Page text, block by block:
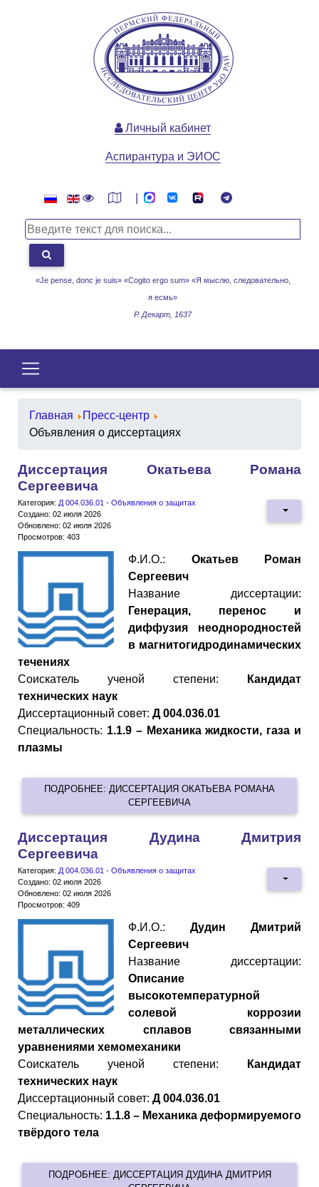
«Je pense, donc je suis» «Cogito ergo sum» «Я мыслю, следовательно,
я есмь»
Р. Декарт, 1637
Личный кабинет
Аспирантура и ЭИОС
Главная
Пресс-центр
Объявления о диссертациях
Диссертация Окатьева Романа
Сергеевича
Категория: Д 004.036.01 - Объявления о защитах
Создано: 02 июля 2026
Обновлено: 02 июля 2026
Просмотров: 403
Ф.И.О.: Окатьев Роман
Сергеевич
Название диссертации:
Генерация, перенос и
диффузия неоднородностей
в магнитогидродинамических
течениях
Cоискатель ученой степени: Кандидат
технических наук
Диссертационный совет: Д 004.036.01
Специальность: 1.1.9 – Механика жидкости, газа и
плазмы
ПОДРОБНЕЕ: ДИССЕРТАЦИЯ ОКАТЬЕВА РОМАНА
СЕРГЕЕВИЧА
Диссертация Дудина Дмитрия
Сергеевича
Категория: Д 004.036.01 - Объявления о защитах
Создано: 02 июля 2026
Обновлено: 02 июля 2026
Просмотров: 409
Ф.И.О.: Дудин Дмитрий
Сергеевич
Название диссертации:
Описание
высокотемпературной
солевой коррозии
металлических сплавов связанными
уравнениями хемомеханики
Cоискатель ученой степени: Кандидат
технических наук
Диссертационный совет: Д 004.036.01
Специальность: 1.1.8 – Механика деформируемого
твёрдого тела
ПОДРОБНЕЕ: ДИССЕРТАЦИЯ ДУДИНА ДМИТРИЯ